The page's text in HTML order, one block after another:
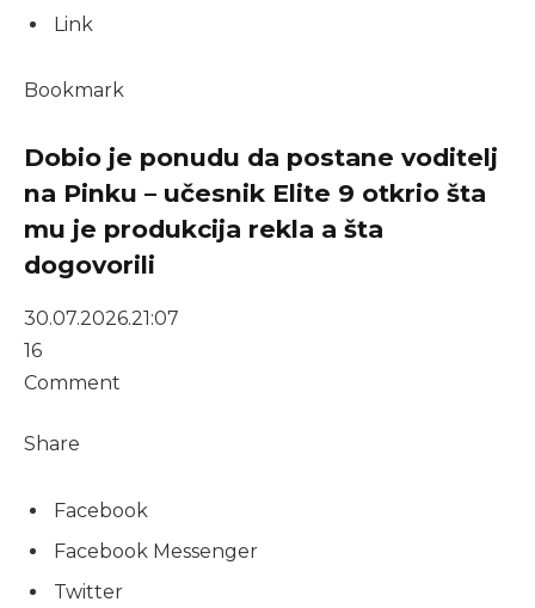
Link
Bookmark
Dobio je ponudu da postane voditelj
na Pinku – učesnik Elite 9 otkrio šta
mu je produkcija rekla a šta
dogovorili
30.07.2026.21:07
16
Comment
Share
Facebook
Facebook Messenger
Twitter